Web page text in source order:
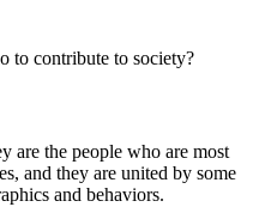
to contribute to society?
are the people who are most
and they are united by some
and behaviors.